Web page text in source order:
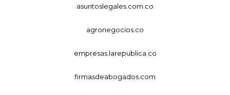
asuntoslegales.com.co
agronegocios.co
empresas.larepublica.co
firmasdeabogados.com